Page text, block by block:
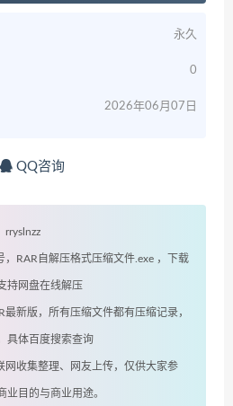
永久
0
2026年06月07日
QQ咨询
rryslnzz
，RAR自解压格式压缩文件.exe ，下载
持网盘在线解压
新版，所有压缩文件都有压缩记录，
具体百度搜索查询
网收集整理、网友上传，仅供大家参
业目的与商业用途。